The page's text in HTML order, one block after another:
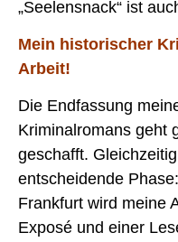
„Seelensnack“ ist
Mein historischer
Arbeit!
Die Endfassung
Kriminalromans geht
geschafft.
entscheidende
Frankfurt wird meine
Exposé und einer